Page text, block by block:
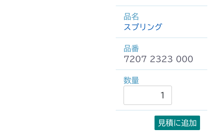
スプリング
7207 2323 000
見積に追加